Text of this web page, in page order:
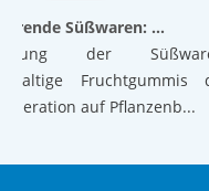
Revolutionierende Süßwaren: Luftige Gummibärchen der nächsten Generation auf pflanzlicher Basis mit hervorragender Textur und Stabilität
der Süßwaren:
Fruchtgummis der
auf Pflanzenb...